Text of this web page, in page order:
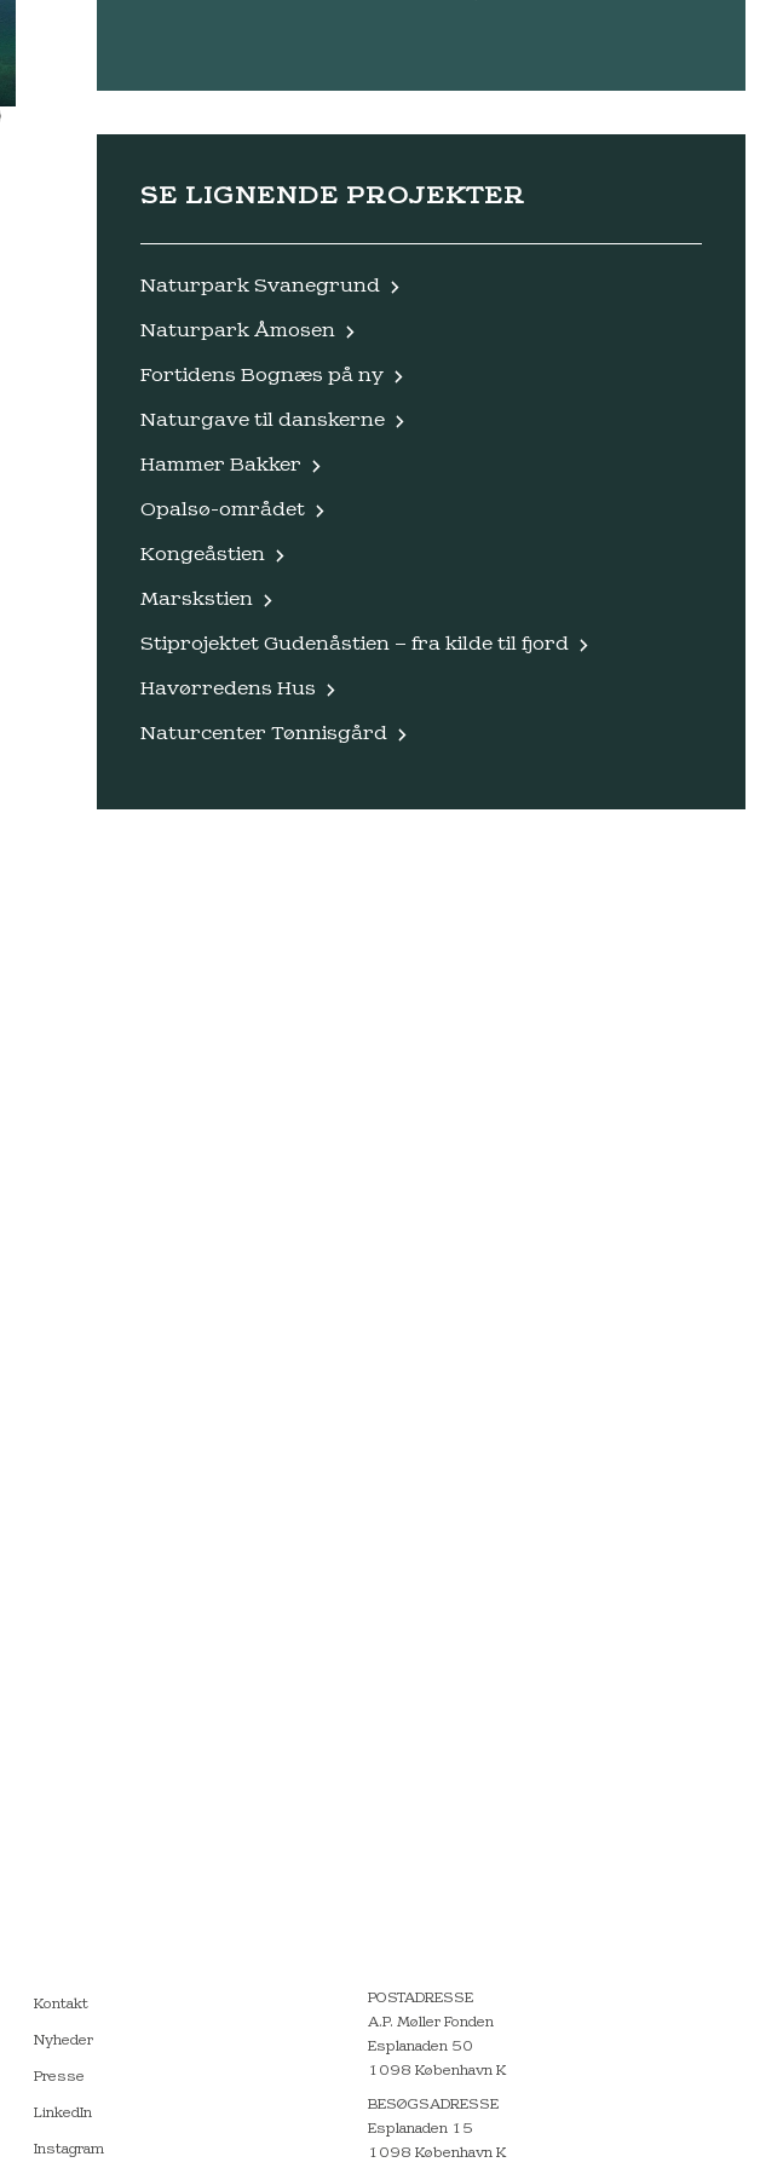
SE LIGNENDE PROJEKTER
Naturpark Svanegrund
Naturpark Åmosen
Fortidens Bognæs på ny
Naturgave til danskerne
Hammer Bakker
Opalsø-området
Kongeåstien
Marskstien
Stiprojektet Gudenåstien – fra kilde til fjord
Havørredens Hus
Naturcenter Tønnisgård
Kontakt
Nyheder
Presse
LinkedIn
Instagram
POSTADRESSE
A.P. Møller Fonden
Esplanaden 50
1098 København K
BESØGSADRESSE
Esplanaden 15
1098 København K